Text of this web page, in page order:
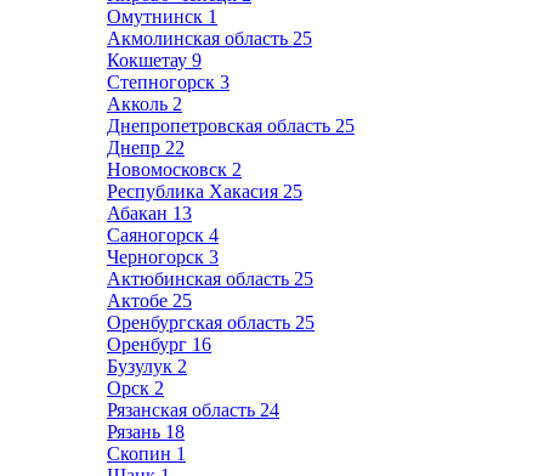
Омутнинск 1
Акмолинская область 25
Кокшетау 9
Степногорск 3
Акколь 2
Днепропетровская область 25
Днепр 22
Новомосковск 2
Республика Хакасия 25
Абакан 13
Саяногорск 4
Черногорск 3
Актюбинская область 25
Актобе 25
Оренбургская область 25
Оренбург 16
Бузулук 2
Орск 2
Рязанская область 24
Рязань 18
Скопин 1